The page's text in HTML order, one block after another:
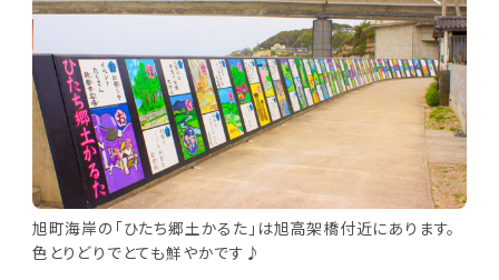
旭町海岸の「ひたち郷土かるた」は旭高架橋付近にあります。
色とりどりでとても鮮やかです♪